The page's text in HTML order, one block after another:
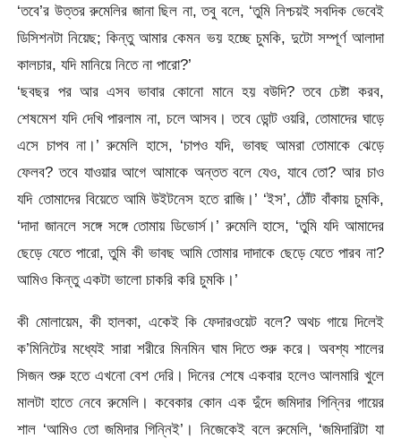
‘তবে’র উত্তর রুমেলির জানা ছিল না, তবু বলে, ‘তুমি নিশ্চয়ই সবদিক ভেবেই
ডিসিশনটা নিয়েছ; কিন্তু আমার কেমন ভয় হচ্ছে চুমকি, দুটো সম্পূর্ণ আলাদা
কালচার, যদি মানিয়ে নিতে না পারো?’
‘ছবছর পর আর এসব ভাবার কোনো মানে হয় বউদি? তবে চেষ্টা করব,
শেষমেশ যদি দেখি পারলাম না, চলে আসব। তবে ডোন্ট ওয়রি, তোমাদের ঘাড়ে
এসে চাপব না।’ রুমেলি হাসে, ‘চাপও যদি, ভাবছ আমরা তোমাকে ঝেড়ে
ফেলব? তবে যাওয়ার আগে আমাকে অন্তত বলে যেও, যাবে তো? আর চাও
যদি তোমাদের বিয়েতে আমি উইটনেস হতে রাজি।’ ‘ইস’, ঠোঁট বাঁকায় চুমকি,
‘দাদা জানলে সঙ্গে সঙ্গে তোমায় ডিভোর্স।’ রুমেলি হাসে, ‘তুমি যদি আমাদের
ছেড়ে যেতে পারো, তুমি কী ভাবছ আমি তোমার দাদাকে ছেড়ে যেতে পারব না?
আমিও কিন্তু একটা ভালো চাকরি করি চুমকি।’
কী মোলায়েম, কী হালকা, একেই কি ফেদারওয়েট বলে? অথচ গায়ে দিলেই
ক’মিনিটের মধ্যেই সারা শরীরে মিনমিন ঘাম দিতে শুরু করে। অবশ্য শালের
সিজন শুরু হতে এখনো বেশ দেরি। দিনের শেষে একবার হলেও আলমারি খুলে
মালটা হাতে নেবে রুমেলি। কবেকার কোন এক দুঁদে জমিদার গিন্নির গায়ের
শাল ‘আমিও তো জমিদার গিন্নিই’। নিজেকেই বলে রুমেলি, ‘জমিদারিটা যা